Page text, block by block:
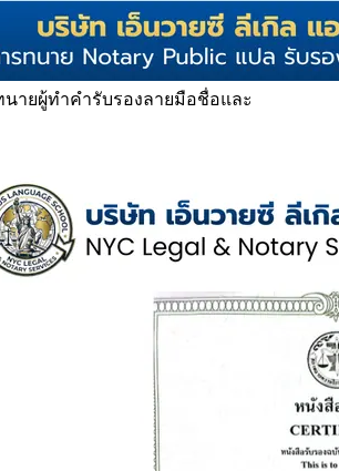
นายผู้ทำคำรับรองลายมือชื่อและ